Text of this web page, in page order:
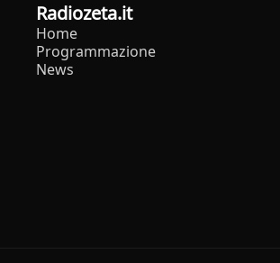
radiozeta.it
Home
Programmazione
News